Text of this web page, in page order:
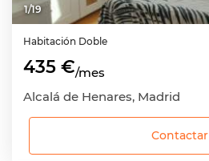
1/19
Habitación Doble
435 €/mes
Alcalá de Henares, Madrid
Contactar